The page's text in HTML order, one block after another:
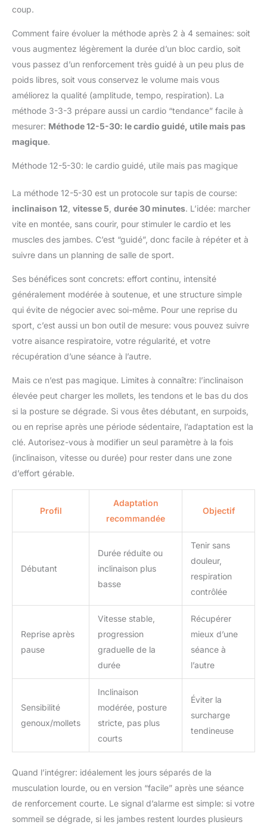
coup.
Comment faire évoluer la méthode après 2 à 4 semaines: soit
vous augmentez légèrement la durée d’un bloc cardio, soit
vous passez d’un renforcement très guidé à un peu plus de
poids libres, soit vous conservez le volume mais vous
améliorez la qualité (amplitude, tempo, respiration). La
méthode 3-3-3 prépare aussi un cardio “tendance” facile à
mesurer: Méthode 12-5-30: le cardio guidé, utile mais pas
magique.
Méthode 12-5-30: le cardio guidé, utile mais pas magique
La méthode 12-5-30 est un protocole sur tapis de course:
inclinaison 12 vitesse 5 durée 30 minutes. L’idée: marcher
vite en montée, sans courir, pour stimuler le cardio et les
muscles des jambes. C’est “guidé”, donc facile à répéter et à
suivre dans un planning de salle de sport.
Ses bénéfices sont concrets: effort continu, intensité
généralement modérée à soutenue, et une structure simple
qui évite de négocier avec soi-même. Pour une reprise du
sport, c’est aussi un bon outil de mesure: vous pouvez suivre
votre aisance respiratoire, votre régularité, et votre
récupération d’une séance à l’autre.
Mais ce n’est pas magique. Limites à connaître: l’inclinaison
élevée peut charger les mollets, les tendons et le bas du dos
si la posture se dégrade. Si vous êtes débutant, en surpoids,
ou en reprise après une période sédentaire, l’adaptation est la
clé. Autorisez-vous à modifier un seul paramètre à la fois
(inclinaison, vitesse ou durée) pour rester dans une zone
d’effort gérable.
Profil
Adaptation
recommandée
Objectif
Débutant
Durée réduite ou
inclinaison plus
basse
Tenir sans
douleur,
respiration
contrôlée
Reprise après
pause
Vitesse stable,
progression
graduelle de la
durée
Récupérer
mieux d’une
séance à
l’autre
Sensibilité
genoux/mollets
Inclinaison
modérée, posture
stricte, pas plus
courts
Éviter la
surcharge
tendineuse
Quand l’intégrer: idéalement les jours séparés de la
musculation lourde, ou en version “facile” après une séance
de renforcement courte. Le signal d’alarme est simple: si votre
sommeil se dégrade, si les jambes restent lourdes plusieurs